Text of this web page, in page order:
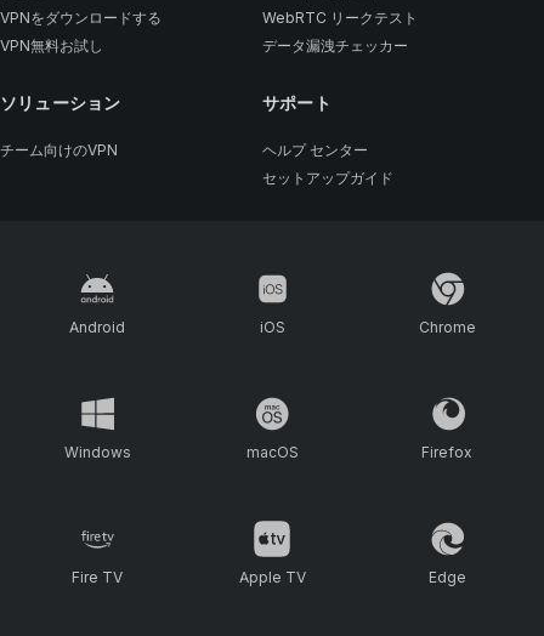
VPNをダウンロードする
VPN無料お試し
ソリューション
チーム向けのVPN
WebRTC リークテスト
データ漏洩チェッカー
サポート
ヘルプ センター
セットアップガイド
Android iOS Chrome
Windows macOS Firefox
Fire TV Apple TV Edge